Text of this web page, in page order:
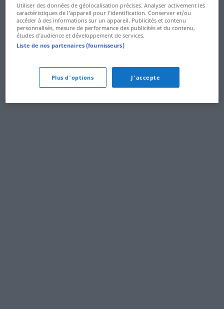
Utiliser des données de géolocalisation précises. Analyser activement les
caractéristiques de l’appareil pour l’identification. Conserver et/ou
accéder à des informations sur un appareil. Publicités et contenu
personnalisés, mesure de performance des publicités et du contenu,
études d’audience et développement de services.
Liste de nos partenaires (fournisseurs)
Plus d'options J'accepte